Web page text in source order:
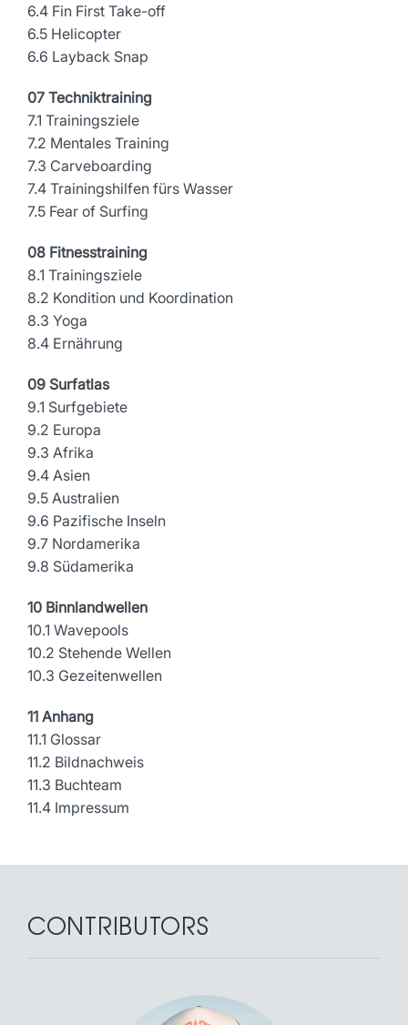
6.4 Fin First Take-off
6.5 Helicopter
6.6 Layback Snap
07 Techniktraining
7.1 Trainingsziele
7.2 Mentales Training
7.3 Carveboarding
7.4 Trainingshilfen fürs Wasser
7.5 Fear of Surfing
08 Fitnesstraining
8.1 Trainingsziele
8.2 Kondition und Koordination
8.3 Yoga
8.4 Ernährung
09 Surfatlas
9.1 Surfgebiete
9.2 Europa
9.3 Afrika
9.4 Asien
9.5 Australien
9.6 Pazifische Inseln
9.7 Nordamerika
9.8 Südamerika
10 Binnlandwellen
10.1 Wavepools
10.2 Stehende Wellen
10.3 Gezeitenwellen
11 Anhang
11.1 Glossar
11.2 Bildnachweis
11.3 Buchteam
11.4 Impressum
CONTRIBUTORS